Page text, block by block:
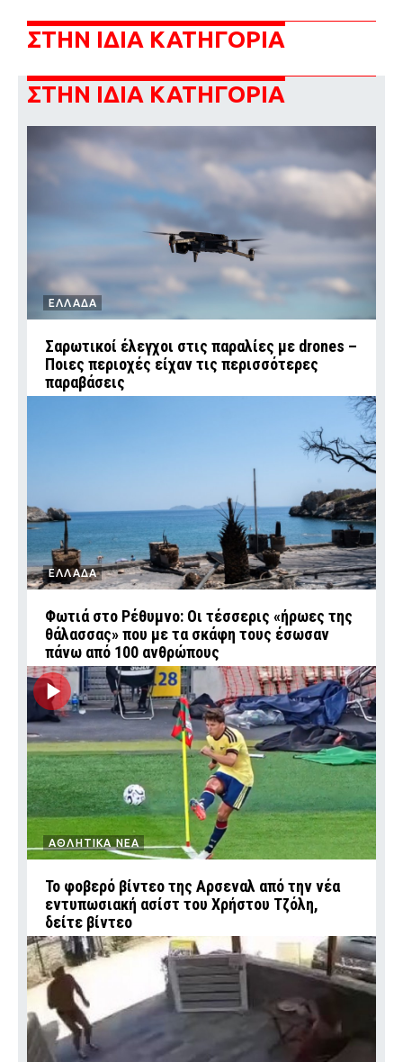
ΣΤΗΝ ΙΔΙΑ ΚΑΤΗΓΟΡΙΑ
ΣΤΗΝ ΙΔΙΑ ΚΑΤΗΓΟΡΙΑ
ΕΛΛΑΔΑ
Σαρωτικοί έλεγχοι στις παραλίες με drones –
Ποιες περιοχές είχαν τις περισσότερες
παραβάσεις
ΕΛΛΑΔΑ
Φωτιά στο Ρέθυμνο: Οι τέσσερις «ήρωες της
θάλασσας» που με τα σκάφη τους έσωσαν
πάνω από 100 ανθρώπους
ΑΘΛΗΤΙΚΑ ΝΕΑ
Το φοβερό βίντεο της Αρσεναλ από την νέα
εντυπωσιακή ασίστ του Χρήστου Τζόλη,
δείτε βίντεο